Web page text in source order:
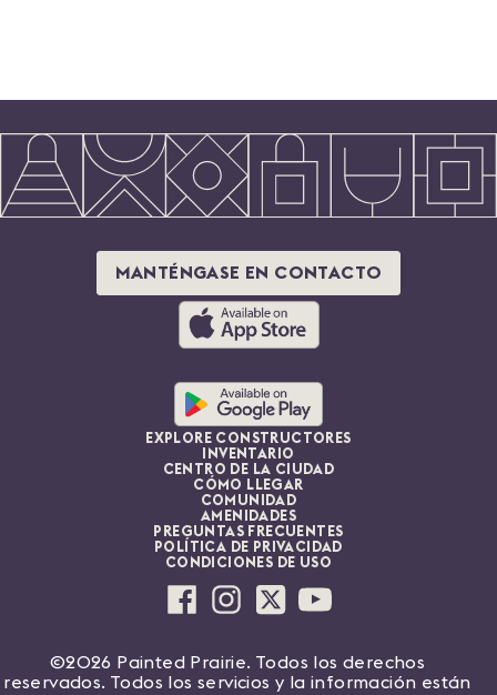
EXPLORE CONSTRUCTORES
INVENTARIO
CENTRO DE LA CIUDAD
CÓMO LLEGAR
COMUNIDAD
AMENIDADES
PREGUNTAS FRECUENTES
POLÍTICA DE PRIVACIDAD
CONDICIONES DE USO
MANTÉNGASE EN CONTACTO
©2026 Painted Prairie. Todos los derechos
reservados. Todos los servicios y la información están